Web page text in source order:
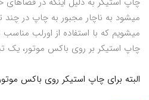
میشود به ناچار مجبور به چاپ در
میشویم که با استفاده از اورلب
چاپ استیکر بر روی باکس موتور، یک
البته برای چاپ استیکر روی باکس